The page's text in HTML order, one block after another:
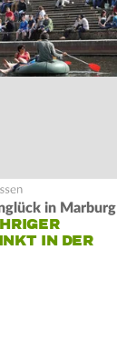
in Marburg
IN DER